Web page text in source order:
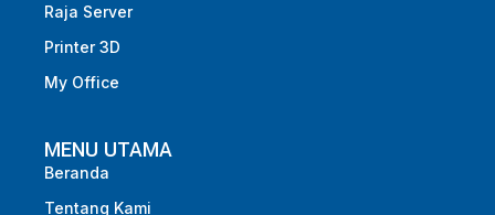
Raja Server
Printer 3D
My Office
MENU UTAMA
Beranda
Tentang Kami